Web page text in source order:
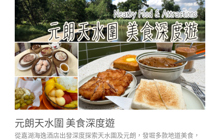
元朗天水圍 美食深度遊
從嘉湖海逸酒店出發深度探索天水圍及元朗，發堀多款地道美食，